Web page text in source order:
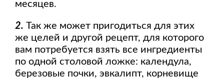
месяцев.
2. Так же может пригодиться для этих
же целей и другой рецепт, для которого
вам потребуется взять все ингредиенты
по одной столовой ложке: календула,
березовые почки, эвкалипт, корневище